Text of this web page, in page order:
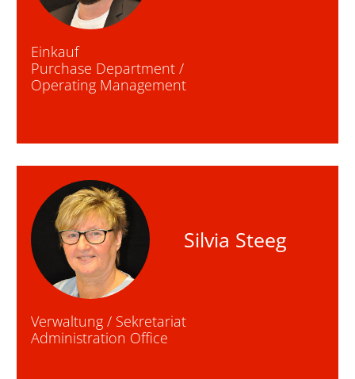
Einkauf
Purchase Department /
Operating Management
Silvia Steeg
Verwaltung / Sekretariat
Administration Office